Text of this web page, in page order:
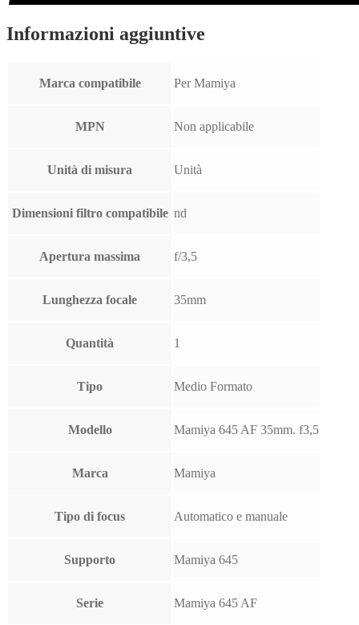
Informazioni aggiuntive
Marca compatibile Per Mamiya
MPN Non applicabile
Unità di misura Unità
Dimensioni filtro compatibile nd
Apertura massima f/3,5
Lunghezza focale 35mm
Quantità 1
Tipo Medio Formato
Modello Mamiya 645 AF 35mm. f3,5
Marca Mamiya
Tipo di focus Automatico e manuale
Supporto Mamiya 645
Serie Mamiya 645 AF